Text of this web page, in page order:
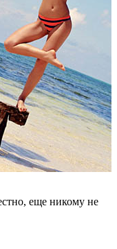
еще никому не